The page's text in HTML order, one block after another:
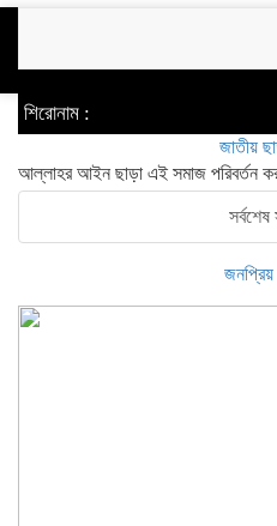
শিরোনাম :
জাতীয়
আল্লাহর আইন ছাড়া এই সমাজ পরিবর্তন
সর্বশেষ
জনপ্রিয়